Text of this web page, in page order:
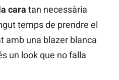
cara tan necessària
temps de prendre el
amb una blazer blanca
un look que no falla